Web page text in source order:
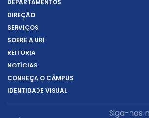
DEPARTAMENTOS
DIREÇÃO
SERVIÇOS
SOBRE A URI
REITORIA
NOTÍCIAS
CONHEÇA O CÂMPUS
IDENTIDADE VISUAL
Siga-nos